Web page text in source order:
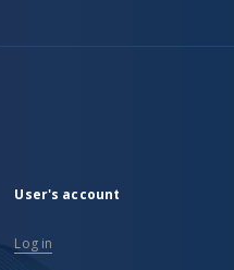
User's account
Log in